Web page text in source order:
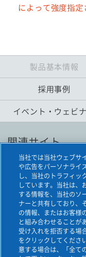
によって強度指
製品基本情報
採用事例
イベント・ウェビ
関連サイト
旭化成建材の鋼管杭
EAZET
当社では当社ウェブサ
や広告をパーソナライ
し、当社のトラフィッ
しています。当社は、
する情報を、当社のソ
ナーと共有しており、
の情報、またはお客様
と組み合わせることが
受け入れを拒否する場
をクリックしてくださ
意する場合は、「全て